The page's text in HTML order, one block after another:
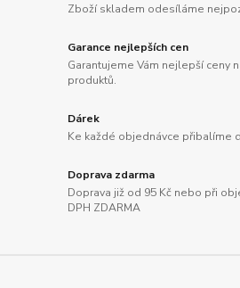
Zboží skladem odesíláme
Garance nejlepších cen
Garantujeme Vám nejlepší ceny
produktů.
Dárek
Ke každé objednávce přibalíme
Doprava zdarma
Doprava již od 95 Kč nebo při
DPH ZDARMA